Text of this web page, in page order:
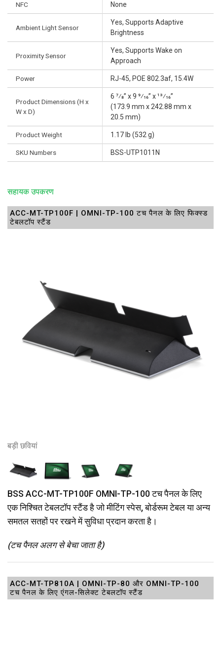
NFC None
Ambient Light Sensor
Yes, Supports Adaptive
Brightness
Proximity Sensor
Yes, Supports Wake on
Approach
Power RJ-45, POE 802.3af, 15.4W
Product Dimensions (H x
W x D)
6 7⁄8” x 9 9⁄16” x 13⁄16”
(173.9 mm x 242.88 mm x
20.5 mm)
Product Weight 1.17 lb (532 g)
SKU Numbers BSS-UTP1011N
सहायक उपकरण
ACC-MT-TP100F | OMNI-TP-100 टच पैनल के लिए फिक्स्ड
टेबलटॉप स्टैंड
बड़ी छवियां
BSS ACC-MT-TP100F OMNI-TP-100 टच पैनल के लिए
एक निश्चित टेबलटॉप स्टैंड है जो मीटिंग स्पेस, बोर्डरूम टेबल या अन्य
समतल सतहों पर रखने में सुविधा प्रदान करता है।
(टच पैनल अलग से बेचा जाता है)
ACC-MT-TP810A | OMNI-TP-80 और OMNI-TP-100
टच पैनल के लिए एंगल-सिलेक्ट टेबलटॉप स्टैंड